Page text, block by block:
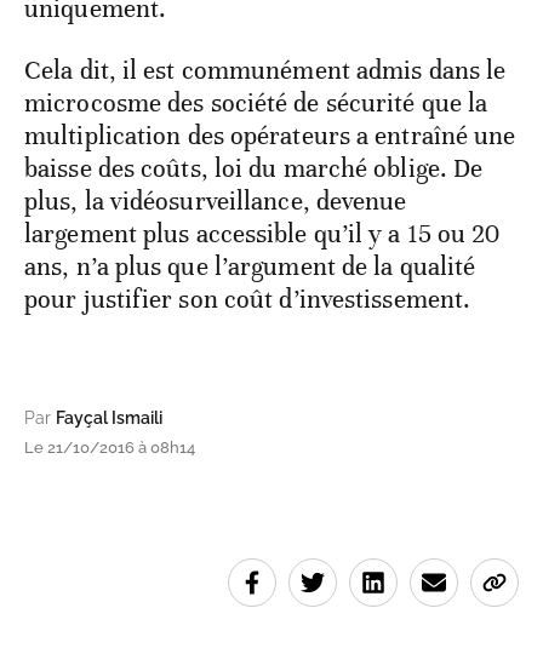
uniquement.
Cela dit, il est communément admis dans le
microcosme des société de sécurité que la
multiplication des opérateurs a entraîné une
baisse des coûts, loi du marché oblige. De
plus, la vidéosurveillance, devenue
largement plus accessible qu’il y a 15 ou 20
ans, n’a plus que l’argument de la qualité
pour justifier son coût d’investissement.
Par Fayçal Ismaili
Le 21/10/2016 à 08h14